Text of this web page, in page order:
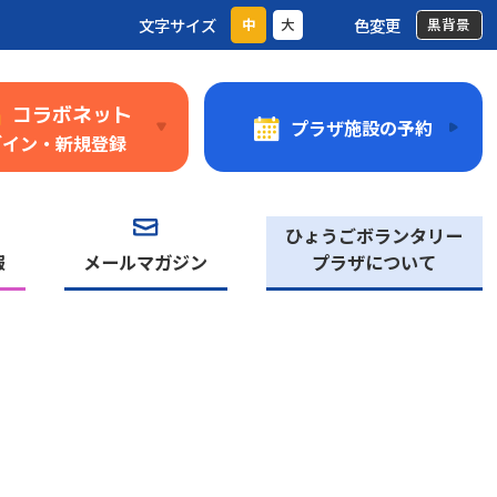
コラボネット
ン・新規登録
プラザ施設の予約
メールマガジン
ひょうごボランタリー
プラザについて
文字サイズ 中 大 色変更 黒背景